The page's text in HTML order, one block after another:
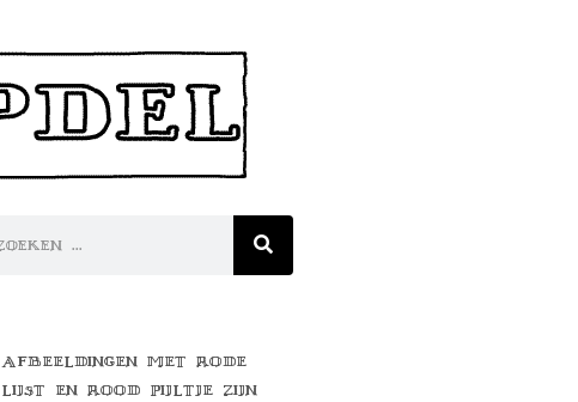
Afbeeldingen met rode
lijst en rood pijltje zijn